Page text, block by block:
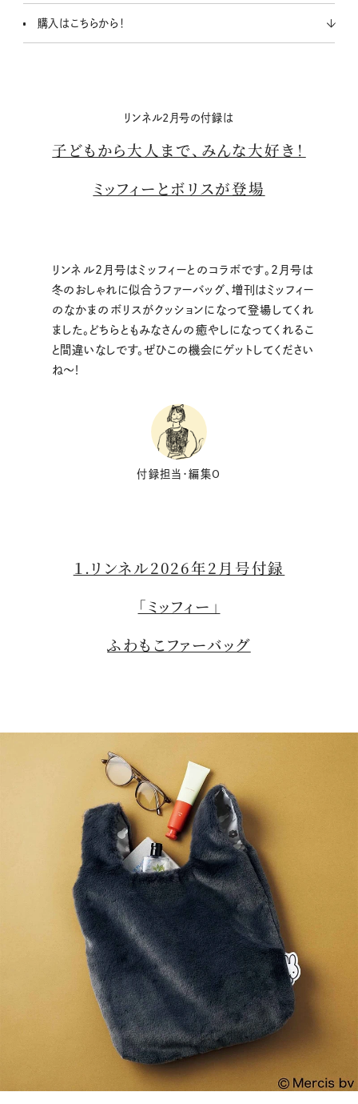
購入はこちらから！
リンネル2月号の付録は
子どもから大人まで、みんな大好き！
ミッフィーとボリスが登場
リンネル2月号はミッフィーとのコラボです。2月号は
冬のおしゃれに似合うファーバッグ、増刊はミッフィー
のなかまのボリスがクッションになって登場してくれ
ました。どちらともみなさんの癒やしになってくれるこ
と間違いなしです。ぜひこの機会にゲットしてください
ね～！
付録担当・編集O
１.リンネル2026年2月号付録
「ミッフィー」
ふわもこファーバッグ